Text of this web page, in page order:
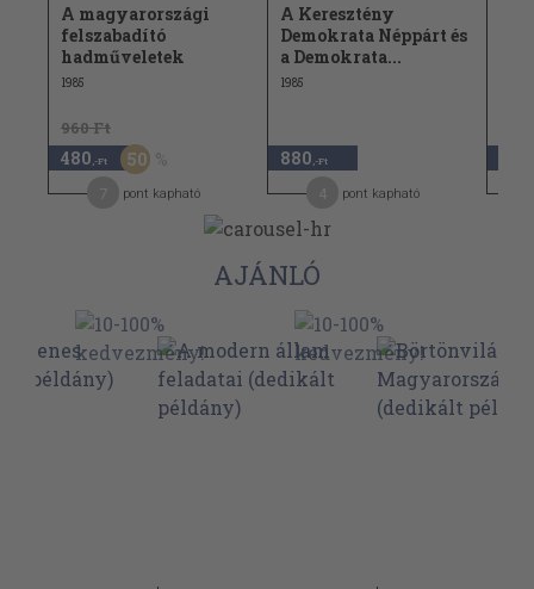
A magyarországi
felszabadító
hadműveletek
1985
960 Ft
480 ,-Ft 50
pont kapható
A Keresztény
Demokrata Néppárt és
a Demokrata...
1985
880 ,-Ft
pont kapható
AJÁNLÓ